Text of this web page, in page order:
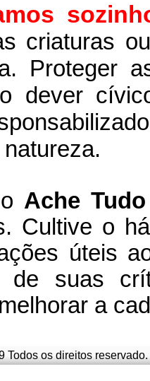
criaturas
Proteger
dever
Ache
Cultive o
úteis
de suas
a
Todos os direitos reservado.